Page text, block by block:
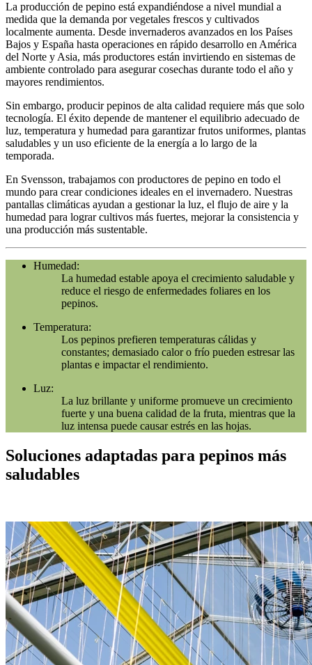
La producción de pepino está expandiéndose a nivel mundial a
medida que la demanda por vegetales frescos y cultivados
localmente aumenta. Desde invernaderos avanzados en los Países
Bajos y España hasta operaciones en rápido desarrollo en América
del Norte y Asia, más productores están invirtiendo en sistemas de
ambiente controlado para asegurar cosechas durante todo el año y
mayores rendimientos.
Sin embargo, producir pepinos de alta calidad requiere más que solo
tecnología. El éxito depende de mantener el equilibrio adecuado de
luz, temperatura y humedad para garantizar frutos uniformes, plantas
saludables y un uso eficiente de la energía a lo largo de la
temporada.
En Svensson, trabajamos con productores de pepino en todo el
mundo para crear condiciones ideales en el invernadero. Nuestras
pantallas climáticas ayudan a gestionar la luz, el flujo de aire y la
humedad para lograr cultivos más fuertes, mejorar la consistencia y
una producción más sustentable.
Humedad:
La humedad estable apoya el crecimiento saludable y
reduce el riesgo de enfermedades foliares en los
pepinos.
Temperatura:
Los pepinos prefieren temperaturas cálidas y
constantes; demasiado calor o frío pueden estresar las
plantas e impactar el rendimiento.
Luz:
La luz brillante y uniforme promueve un crecimiento
fuerte y una buena calidad de la fruta, mientras que la
luz intensa puede causar estrés en las hojas.
Soluciones adaptadas para pepinos más
saludables